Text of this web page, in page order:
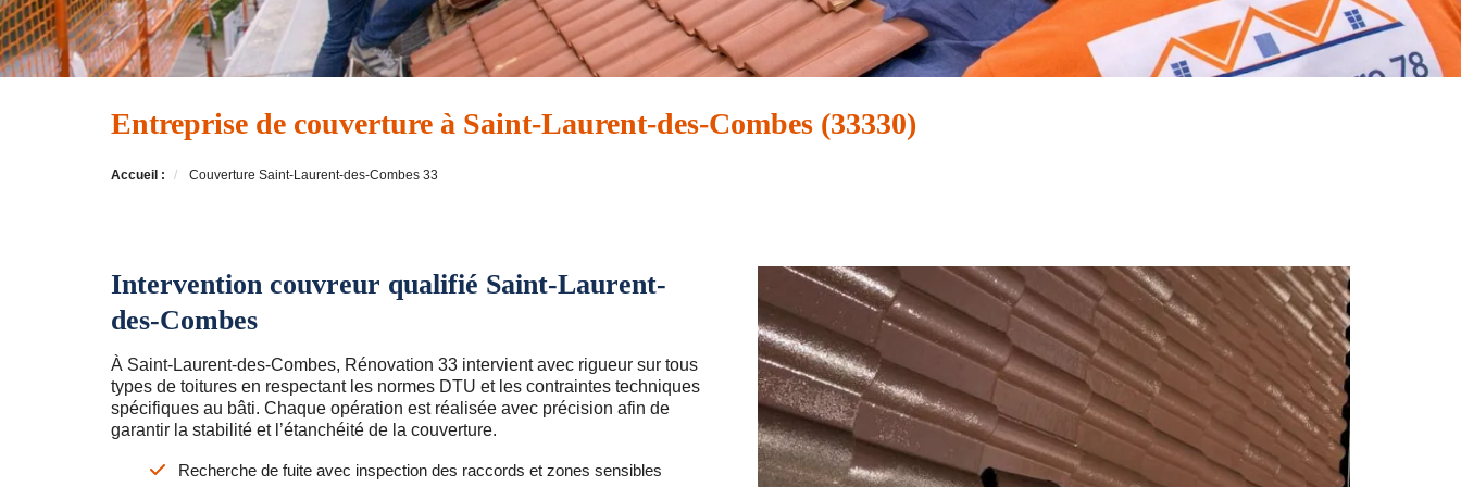
Entreprise de couverture à Saint-Laurent-des-Combes (33330)
Accueil : Couverture Saint-Laurent-des-Combes 33
Intervention couvreur qualifié Saint-Laurent-
des-Combes
À Saint-Laurent-des-Combes, Rénovation 33 intervient avec rigueur sur tous
types de toitures en respectant les normes DTU et les contraintes techniques
spécifiques au bâti. Chaque opération est réalisée avec précision afin de
garantir la stabilité et l’étanchéité de la couverture.
Recherche de fuite avec inspection des raccords et zones sensibles